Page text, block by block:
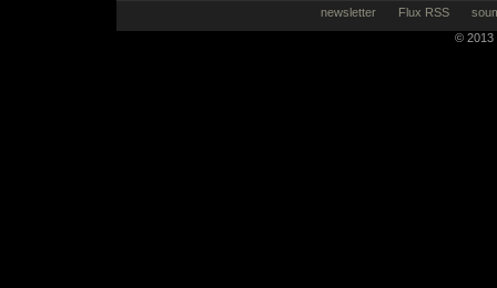
newsletter Flux RSS
© 2013